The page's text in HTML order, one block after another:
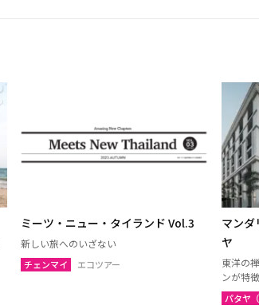
メー
ピッ
パヤオ
ペッチャブーン
ピチット
コーンケーン
ナコ
（コラ
カラシン ルーイ
ミーツ・ニュー・タイランド Vol.3
新しい旅へのいざない
チェンマイ エコツアー
マンダ
ヤ
東洋の
ンが特
パタヤ